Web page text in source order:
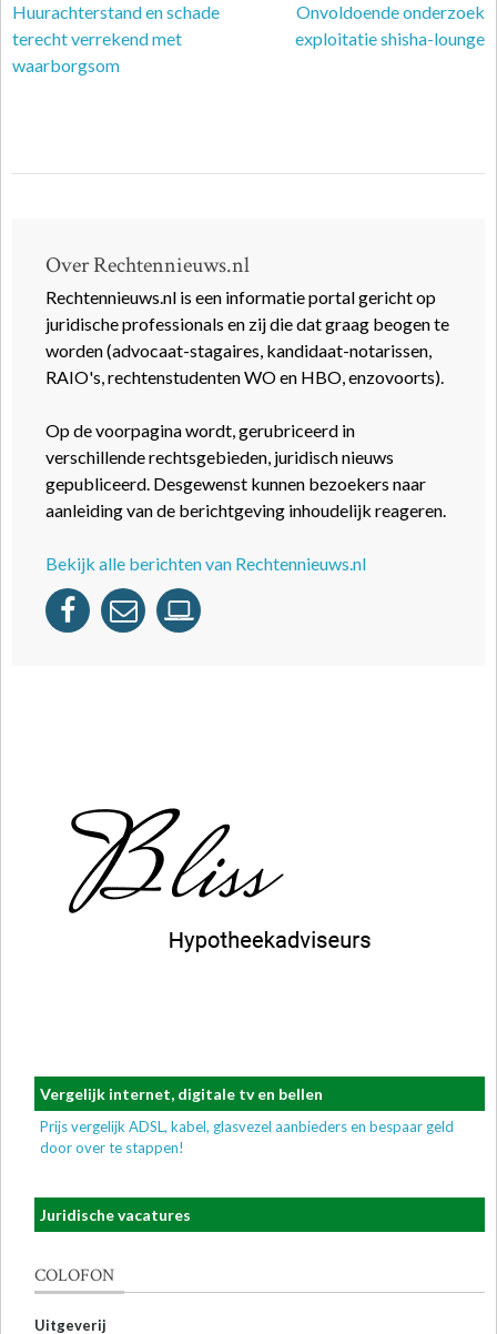
Huurachterstand en schade
terecht verrekend met
waarborgsom
Onvoldoende onderzoek
exploitatie shisha-lounge
Over Rechtennieuws.nl
Rechtennieuws.nl is een informatie portal gericht op
juridische professionals en zij die dat graag beogen te
worden (advocaat-stagaires, kandidaat-notarissen,
RAIO's, rechtenstudenten WO en HBO, enzovoorts).
Op de voorpagina wordt, gerubriceerd in
verschillende rechtsgebieden, juridisch nieuws
gepubliceerd. Desgewenst kunnen bezoekers naar
aanleiding van de berichtgeving inhoudelijk reageren.
Bekijk alle berichten van Rechtennieuws.nl
Vergelijk internet, digitale tv en bellen
Prijs vergelijk ADSL, kabel, glasvezel aanbieders en bespaar geld
door over te stappen!
Juridische vacatures
COLOFON
Uitgeverij